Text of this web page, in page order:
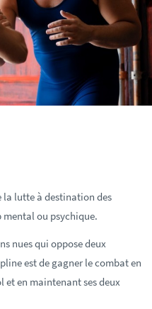
la lutte à destination des
ou psychique.
nues qui oppose deux
est de gagner le combat en
et en maintenant ses deux